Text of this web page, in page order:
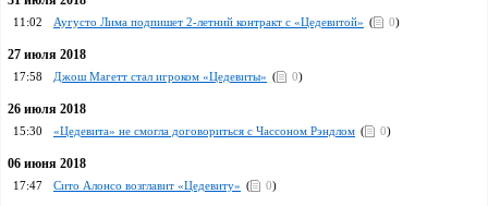
11:02 Аугусто Лима подпишет 2-летний контракт с «Цедевитой» ( 0)
27 июля 2018
17:58 Джош Магетт стал игроком «Цедевиты» ( 0)
26 июля 2018
15:30 «Цедевита» не смогла договориться с Чассоном Рэндлом ( 0)
06 июня 2018
17:47 Сито Алонсо возглавит «Цедевиту» ( 0)